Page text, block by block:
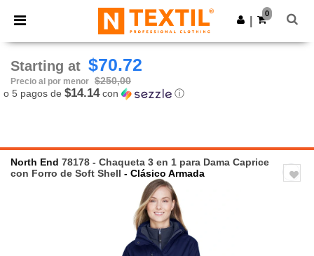
× App de Ntextil
¡Mejores precios en app!
Descargar app
0
Starting at $70.72
Precio al por menor $250,00
o 5 pagos de $14.14con ⓘ
North End 78178 - Chaqueta 3 en 1 para Dama Caprice
con Forro de Soft Shell - Clásico Armada